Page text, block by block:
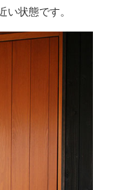
状態です。